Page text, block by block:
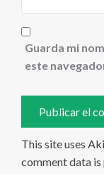
Guarda mi
este
This site uses
comment data is